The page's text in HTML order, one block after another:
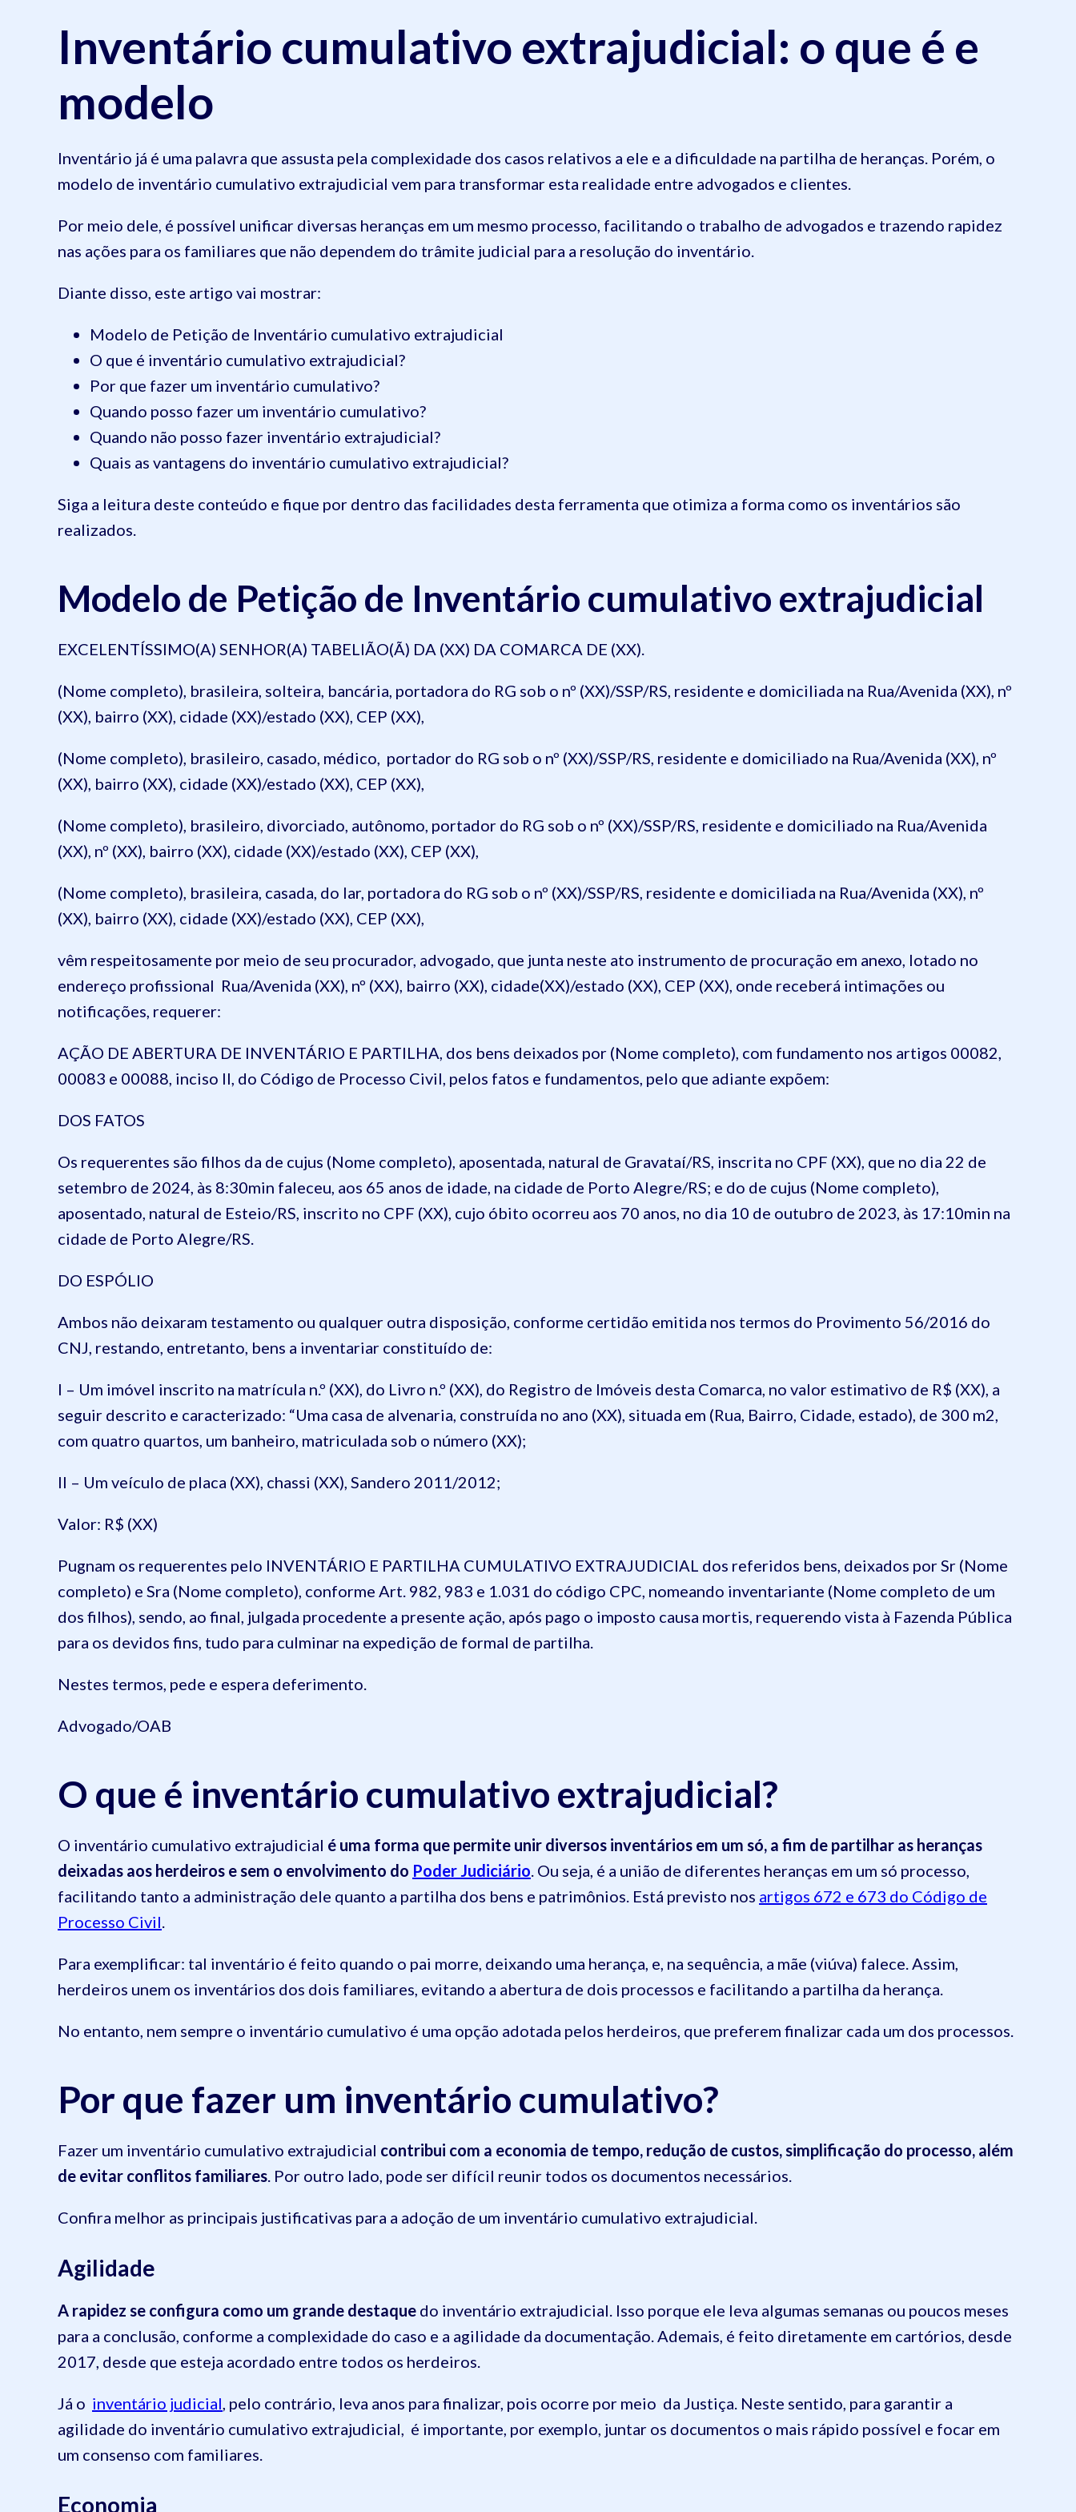
Inventário cumulativo extrajudicial: o que é e
modelo
Inventário já é uma palavra que assusta pela complexidade dos casos relativos a ele e a dificuldade na partilha de heranças. Porém, o
modelo de inventário cumulativo extrajudicial vem para transformar esta realidade entre advogados e clientes.
Por meio dele, é possível unificar diversas heranças em um mesmo processo, facilitando o trabalho de advogados e trazendo rapidez
nas ações para os familiares que não dependem do trâmite judicial para a resolução do inventário.
Diante disso, este artigo vai mostrar:
Modelo de Petição de Inventário cumulativo extrajudicial
O que é inventário cumulativo extrajudicial?
Por que fazer um inventário cumulativo?
Quando posso fazer um inventário cumulativo?
Quando não posso fazer inventário extrajudicial?
Quais as vantagens do inventário cumulativo extrajudicial?
Siga a leitura deste conteúdo e fique por dentro das facilidades desta ferramenta que otimiza a forma como os inventários são
realizados.
Modelo de Petição de Inventário cumulativo extrajudicial
EXCELENTÍSSIMO(A) SENHOR(A) TABELIÃO(Ã) DA (XX) DA COMARCA DE (XX).
(Nome completo), brasileira, solteira, bancária, portadora do RG sob o nº (XX)/SSP/RS, residente e domiciliada na Rua/Avenida (XX), nº
(XX), bairro (XX), cidade (XX)/estado (XX), CEP (XX),
(Nome completo), brasileiro, casado, médico, portador do RG sob o nº (XX)/SSP/RS, residente e domiciliado na Rua/Avenida (XX), nº
(XX), bairro (XX), cidade (XX)/estado (XX), CEP (XX),
(Nome completo), brasileiro, divorciado, autônomo, portador do RG sob o nº (XX)/SSP/RS, residente e domiciliado na Rua/Avenida
(XX), nº (XX), bairro (XX), cidade (XX)/estado (XX), CEP (XX),
(Nome completo), brasileira, casada, do lar, portadora do RG sob o nº (XX)/SSP/RS, residente e domiciliada na Rua/Avenida (XX), nº
(XX), bairro (XX), cidade (XX)/estado (XX), CEP (XX),
vêm respeitosamente por meio de seu procurador, advogado, que junta neste ato instrumento de procuração em anexo, lotado no
endereço profissional Rua/Avenida (XX), nº (XX), bairro (XX), cidade(XX)/estado (XX), CEP (XX), onde receberá intimações ou
notificações, requerer:
AÇÃO DE ABERTURA DE INVENTÁRIO E PARTILHA, dos bens deixados por (Nome completo), com fundamento nos artigos 00082,
00083 e 00088, inciso II, do Código de Processo Civil, pelos fatos e fundamentos, pelo que adiante expõem:
DOS FATOS
Os requerentes são filhos da de cujus (Nome completo), aposentada, natural de Gravataí/RS, inscrita no CPF (XX), que no dia 22 de
setembro de 2024, às 8:30min faleceu, aos 65 anos de idade, na cidade de Porto Alegre/RS; e do de cujus (Nome completo),
aposentado, natural de Esteio/RS, inscrito no CPF (XX), cujo óbito ocorreu aos 70 anos, no dia 10 de outubro de 2023, às 17:10min na
cidade de Porto Alegre/RS.
DO ESPÓLIO
Ambos não deixaram testamento ou qualquer outra disposição, conforme certidão emitida nos termos do Provimento 56/2016 do
CNJ, restando, entretanto, bens a inventariar constituído de:
I – Um imóvel inscrito na matrícula n.º (XX), do Livro n.º (XX), do Registro de Imóveis desta Comarca, no valor estimativo de R$ (XX), a
seguir descrito e caracterizado: “Uma casa de alvenaria, construída no ano (XX), situada em (Rua, Bairro, Cidade, estado), de 300 m2,
com quatro quartos, um banheiro, matriculada sob o número (XX);
II – Um veículo de placa (XX), chassi (XX), Sandero 2011/2012;
Valor: R$ (XX)
Pugnam os requerentes pelo INVENTÁRIO E PARTILHA CUMULATIVO EXTRAJUDICIAL dos referidos bens, deixados por Sr (Nome
completo) e Sra (Nome completo), conforme Art. 982, 983 e 1.031 do código CPC, nomeando inventariante (Nome completo de um
dos filhos), sendo, ao final, julgada procedente a presente ação, após pago o imposto causa mortis, requerendo vista à Fazenda Pública
para os devidos fins, tudo para culminar na expedição de formal de partilha.
Nestes termos, pede e espera deferimento.
Advogado/OAB
O que é inventário cumulativo extrajudicial?
O inventário cumulativo extrajudicial é uma forma que permite unir diversos inventários em um só, a fim de partilhar as heranças
deixadas aos herdeiros e sem o envolvimento do Poder Judiciário. Ou seja, é a união de diferentes heranças em um só processo,
facilitando tanto a administração dele quanto a partilha dos bens e patrimônios. Está previsto nos artigos 672 e 673 do Código de
Processo Civil.
Para exemplificar: tal inventário é feito quando o pai morre, deixando uma herança, e, na sequência, a mãe (viúva) falece. Assim,
herdeiros unem os inventários dos dois familiares, evitando a abertura de dois processos e facilitando a partilha da herança.
No entanto, nem sempre o inventário cumulativo é uma opção adotada pelos herdeiros, que preferem finalizar cada um dos processos.
Por que fazer um inventário cumulativo?
Fazer um inventário cumulativo extrajudicial contribui com a economia de tempo, redução de custos, simplificação do processo, além
de evitar conflitos familiares. Por outro lado, pode ser difícil reunir todos os documentos necessários.
Confira melhor as principais justificativas para a adoção de um inventário cumulativo extrajudicial.
Agilidade
A rapidez se configura como um grande destaque do inventário extrajudicial. Isso porque ele leva algumas semanas ou poucos meses
para a conclusão, conforme a complexidade do caso e a agilidade da documentação. Ademais, é feito diretamente em cartórios, desde
2017, desde que esteja acordado entre todos os herdeiros.
Já o inventário judicial, pelo contrário, leva anos para finalizar, pois ocorre por meio da Justiça. Neste sentido, para garantir a
agilidade do inventário cumulativo extrajudicial, é importante, por exemplo, juntar os documentos o mais rápido possível e focar em
um consenso com familiares.
Economia